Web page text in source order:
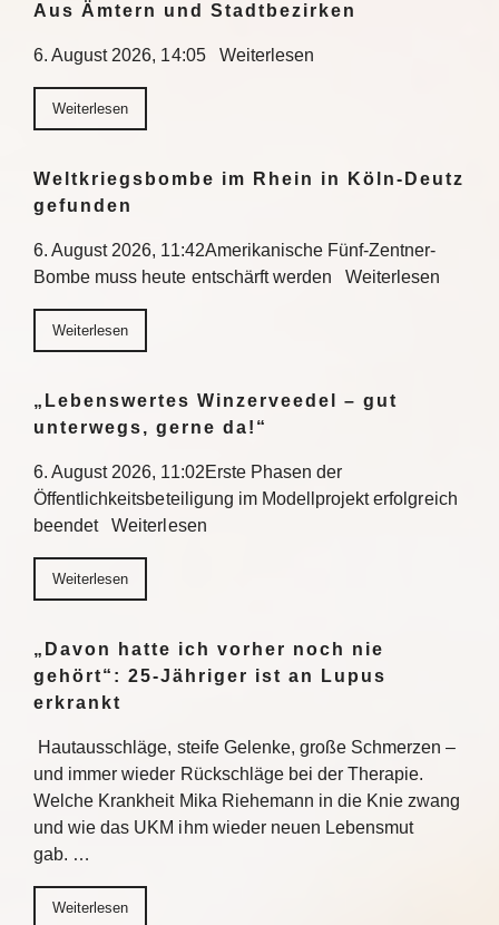
Aus Ämtern und Stadtbezirken
6. August 2026, 14:05 Weiterlesen
Weiterlesen
Weltkriegsbombe im Rhein in Köln-Deutz
gefunden
6. August 2026, 11:42Amerikanische Fünf-Zentner-
Bombe muss heute entschärft werden Weiterlesen
Weiterlesen
„Lebenswertes Winzerveedel – gut
unterwegs, gerne da!“
6. August 2026, 11:02Erste Phasen der
Öffentlichkeitsbeteiligung im Modellprojekt erfolgreich
beendet Weiterlesen
Weiterlesen
„Davon hatte ich vorher noch nie
gehört“: 25-Jähriger ist an Lupus
erkrankt
Hautausschläge, steife Gelenke, große Schmerzen –
und immer wieder Rückschläge bei der Therapie.
Welche Krankheit Mika Riehemann in die Knie zwang
und wie das UKM ihm wieder neuen Lebensmut
gab. …
Weiterlesen